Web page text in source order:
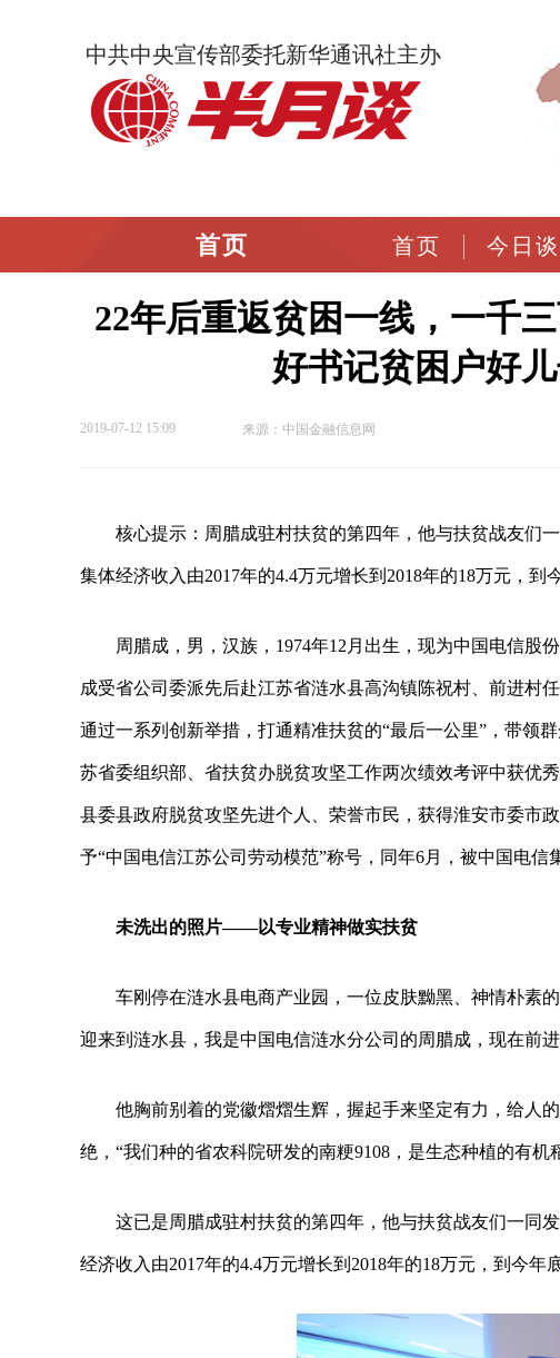
中共中央宣传部委托新华通讯社主办
首页 首页 今日谈
22年后重返贫困一线，一千
好书记贫困户好
2019-07-12 15:09 来源：中国金融信息网
核心提示：周腊成驻村扶贫的第四年，他与扶贫战友们
集体经济收入由2017年的4.4万元增长到2018年的18万元，到
周腊成，男，汉族，1974年12月出生，现为中国电信股
成受省公司委派先后赴江苏省涟水县高沟镇陈祝村、前进村
通过一系列创新举措，打通精准扶贫的“最后一公里”，带领
苏省委组织部、省扶贫办脱贫攻坚工作两次绩效考评中获优
县委县政府脱贫攻坚先进个人、荣誉市民，获得淮安市委市
予“中国电信江苏公司劳动模范”称号，同年6月，被中国电信
未洗出的照片——以专业精神做实扶贫
车刚停在涟水县电商产业园，一位皮肤黝黑、神情朴素
迎来到涟水县，我是中国电信涟水分公司的周腊成，现在前
他胸前别着的党徽熠熠生辉，握起手来坚定有力，给人
绝，“我们种的省农科院研发的南粳9108，是生态种植的有机
这已是周腊成驻村扶贫的第四年，他与扶贫战友们一同
经济收入由2017年的4.4万元增长到2018年的18万元，到今年